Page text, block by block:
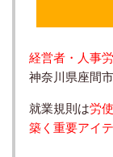
経営者・人事
神奈川県座間
就業規則は労
築く重要アイ